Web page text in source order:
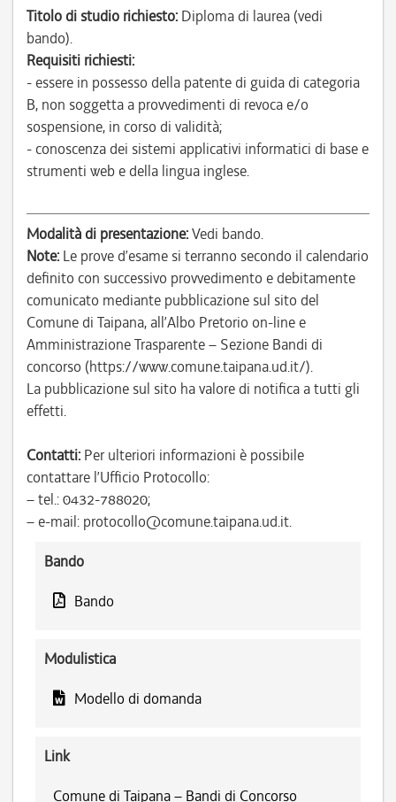
Titolo di studio richiesto: Diploma di laurea (vedi
bando).
Requisiti richiesti:
- essere in possesso della patente di guida di categoria
B, non soggetta a provvedimenti di revoca e/o
sospensione, in corso di validità;
- conoscenza dei sistemi applicativi informatici di base e
strumenti web e della lingua inglese.
Modalità di presentazione:Vedi bando.
Note: Le prove d’esame si terranno secondo il calendario
definito con successivo provvedimento e debitamente
comunicato mediante pubblicazione sul sito del
Comune di Taipana, all’Albo Pretorio on-line e
Amministrazione Trasparente – Sezione Bandi di
concorso (https://www.comune.taipana.ud.it/).
La pubblicazione sul sito ha valore di notifica a tutti gli
effetti.
Contatti: Per ulteriori informazioni è possibile
contattare l’Ufficio Protocollo:
– tel.: 0432-788020;
– e-mail: protocollo@comune.taipana.ud.it.
Bando
Bando
Modulistica
Modello di domanda
Link
Comune di Taipana – Bandi di Concorso